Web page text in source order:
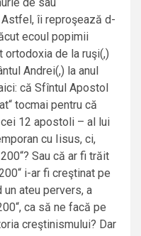
de sau
îi reproşează d-
ecoul popimii
ortodoxia de la ruşi(,)
Andrei(,) la anul
că Sfîntul Apostol
tocmai pentru că
12 apostoli – al lui
cu Iisus, ci,
Sau că ar fi trăit
i-ar fi creştinat pe
un ateu pervers, a
ca să ne facă pe
creştinismului? Dar